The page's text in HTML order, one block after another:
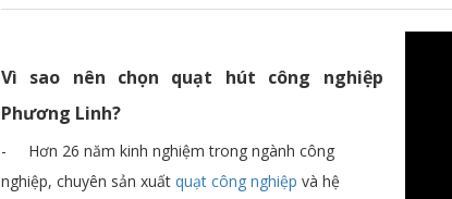
Vì sao nên chọn quạt hút công nghiệp
Phương Linh?
- Hơn 26 năm kinh nghiệm trong ngành công
nghiệp, chuyên sản xuất quạt công nghiệp và hệ